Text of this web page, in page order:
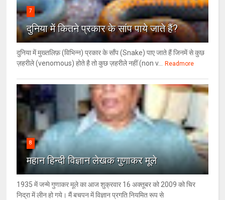
7
दुनिया में कितने प्रकार के सांप पाये जाते हैं?
दुनिया में मुख्तलिफ़ (विभिन्न) प्रकार के साँप (Snake) पाए जाते हैं जिनमें से कुछ
ज़हरीले (venomous) होते है तो कुछ ज़हरीले नहीं (non v...
Readmore
8
महान हिन्दी विज्ञान लेखक गुणाकर मूले
1935 में जन्मे गुणाकर मूले का आज शुक्रवार 16 अक्तूबर को 2009 को चिर
निद्रा में लीन हो गये। मैं बचपन में विज्ञान प्रगति नियमित रूप से